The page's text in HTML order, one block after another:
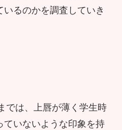
るのかを調査していき
では、上唇が薄く学生時
ていないような印象を持